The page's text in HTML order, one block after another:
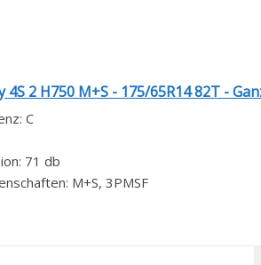
2 H750 M+S - 175/65R14 82T -
C
71 db
M+S, 3PMSF